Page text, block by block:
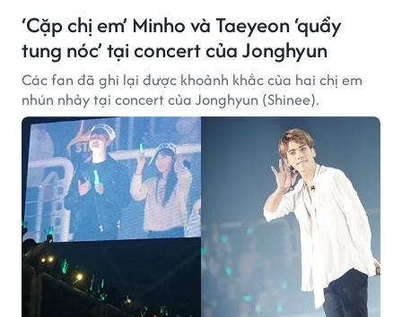
‘Cặp chị em’ Minho và Taeyeon ‘quẩy
tung nóc’ tại concert của Jonghyun
Các fan đã ghi lại được khoảnh khắc của hai chị em
nhún nhảy tại concert của Jonghyun (Shinee).